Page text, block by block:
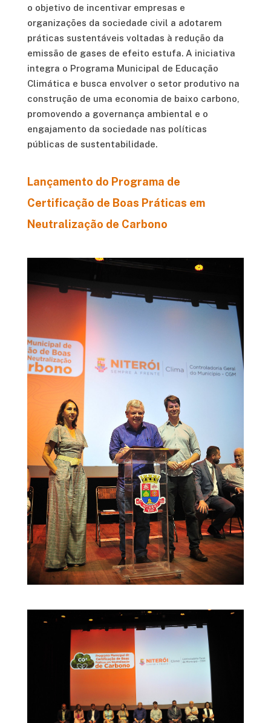
o objetivo de incentivar empresas e
organizações da sociedade civil a adotarem
práticas sustentáveis voltadas à redução da
emissão de gases de efeito estufa. A iniciativa
integra o Programa Municipal de Educação
Climática e busca envolver o setor produtivo na
construção de uma economia de baixo carbono,
promovendo a governança ambiental e o
engajamento da sociedade nas políticas
públicas de sustentabilidade.
Lançamento do Programa de
Certificação de Boas Práticas em
Neutralização de Carbono